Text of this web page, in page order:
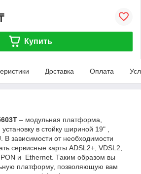
Купить
Доставка Оплата
– модульная платформа,
в стойку шириной 19" ,
зависимости от необходимости
сервисные карты ADSL2+, VDSL2,
и Ethernet. Таким образом вы
платформу, позволяющую вам